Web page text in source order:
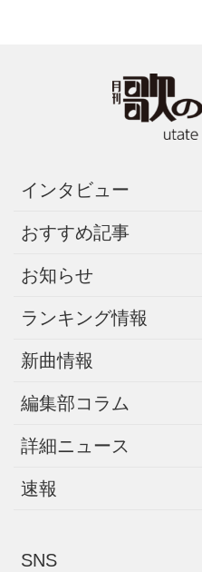
インタビュー
おすすめ記事
お知らせ
ランキング情報
新曲情報
編集部コラム
詳細ニュース
速報
SNS